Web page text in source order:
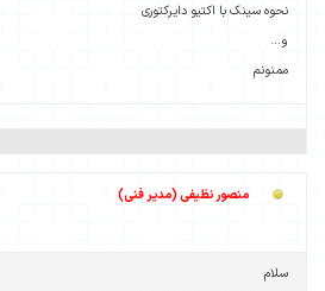
نحوه سینک با اکتیو دایرکتوری
و...
ممنونم
منصور نظیفی (مدیر فنی)
سلام